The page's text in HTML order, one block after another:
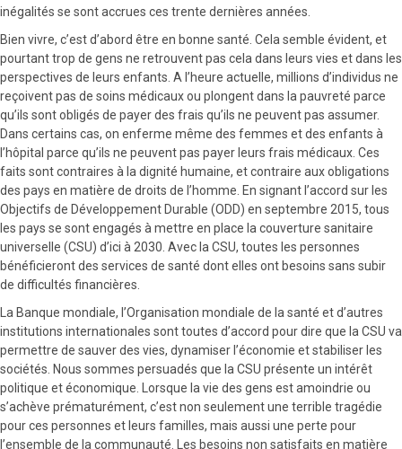
inégalités se sont accrues ces trente dernières années.
Bien vivre, c’est d’abord être en bonne santé. Cela semble évident, et
pourtant trop de gens ne retrouvent pas cela dans leurs vies et dans les
perspectives de leurs enfants. A l’heure actuelle, millions d’individus ne
reçoivent pas de soins médicaux ou plongent dans la pauvreté parce
qu’ils sont obligés de payer des frais qu’ils ne peuvent pas assumer.
Dans certains cas, on enferme même des femmes et des enfants à
l’hôpital parce qu’ils ne peuvent pas payer leurs frais médicaux. Ces
faits sont contraires à la dignité humaine, et contraire aux obligations
des pays en matière de droits de l’homme. En signant l’accord sur les
Objectifs de Développement Durable (ODD) en septembre 2015, tous
les pays se sont engagés à mettre en place la couverture sanitaire
universelle (CSU) d’ici à 2030. Avec la CSU, toutes les personnes
bénéficieront des services de santé dont elles ont besoins sans subir
de difficultés financières.
La Banque mondiale, l’Organisation mondiale de la santé et d’autres
institutions internationales sont toutes d’accord pour dire que la CSU va
permettre de sauver des vies, dynamiser l’économie et stabiliser les
sociétés. Nous sommes persuadés que la CSU présente un intérêt
politique et économique. Lorsque la vie des gens est amoindrie ou
s’achève prématurément, c’est non seulement une terrible tragédie
pour ces personnes et leurs familles, mais aussi une perte pour
l’ensemble de la communauté. Les besoins non satisfaits en matière